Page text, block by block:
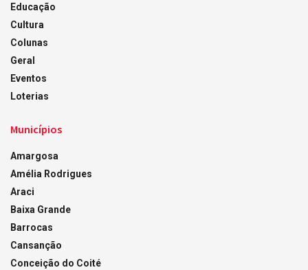
Educação
Cultura
Colunas
Geral
Eventos
Loterias
Municípios
Amargosa
Amélia Rodrigues
Araci
Baixa Grande
Barrocas
Cansanção
Conceição do Coité